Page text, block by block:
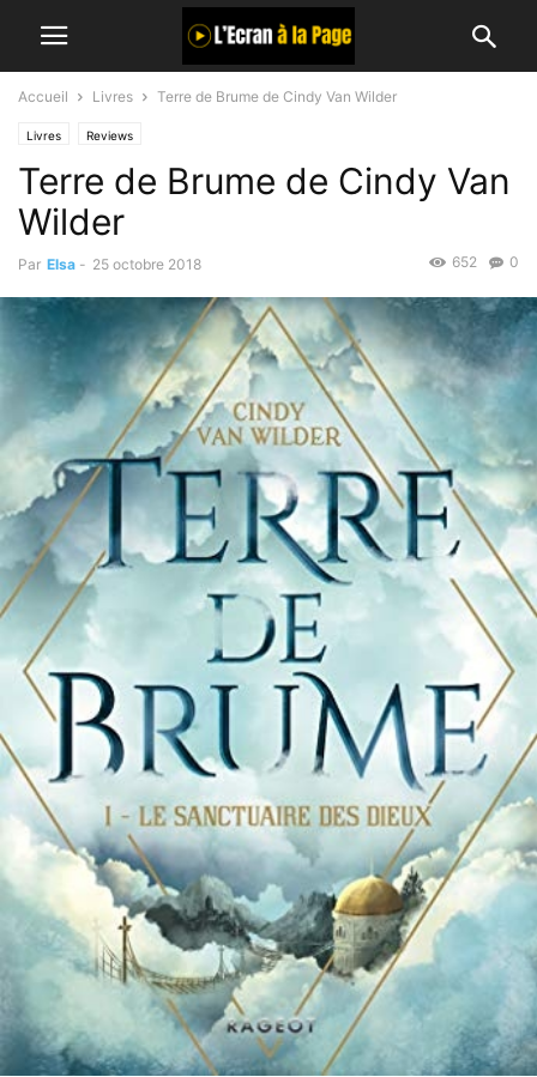
Accueil Livres Terre de Brume de Cindy Van Wilder
Livres Reviews
Terre de Brume de Cindy Van
Wilder
Par Elsa - 25 octobre 2018 0
652